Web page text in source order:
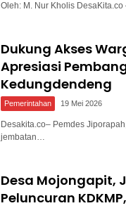
Oleh: M. Nur Kholis
Dukung Akses
Apresiasi
Kedungdendeng
Pemerintahan 19 Mei 2026
Desakita.co– Pemdes
jembatan…
Desa Mojongapit,
Peluncuran